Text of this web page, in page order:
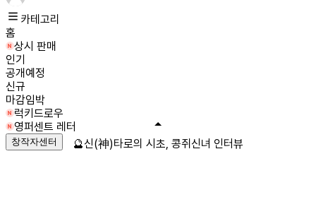
카테고리
홈
상시 판매
인기
공개예정
신규
마감임박
럭키드로우
영퍼센트 레터
창작자센터 🔮신(神)타로의 시초, 콩쥐신녀 인터뷰